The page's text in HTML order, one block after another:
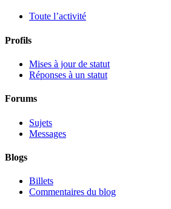
Toute l’activité
Profils
Mises à jour de statut
Réponses à un statut
Forums
Sujets
Messages
Blogs
Billets
Commentaires du blog